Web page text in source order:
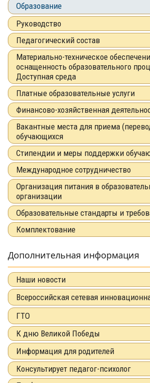
Образование
Руководство
Педагогический состав
Материально-техническое
оснащенность образовательного
Доступная среда
Платные образовательные услуги
Финансово-хозяйственная
Вакантные места для приема
обучающихся
Стипендии и меры поддержки
Международное сотрудничество
Организация питания в
организации
Образовательные стандарты и
Комплектование
Дополнительная информация
Наши новости
Всероссийская сетевая
ГТО
К дню Великой Победы
Информация для родителей
Консультирует педагог-психолог